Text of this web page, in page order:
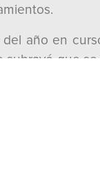
año en
subrayó que se